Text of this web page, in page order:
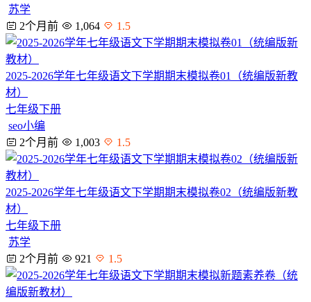
苏学
2个月前
1,064 1.5
2025-2026学年七年级语文下学期期末模拟卷01（统编版新教
材）
七年级下册
seo小编
2个月前
1,003 1.5
2025-2026学年七年级语文下学期期末模拟卷02（统编版新教
材）
七年级下册
苏学
2个月前
921 1.5